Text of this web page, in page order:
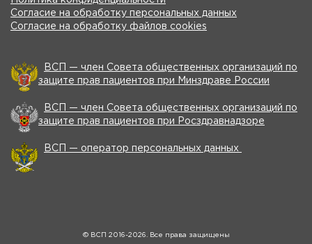
Согласие на обработку персональных данных
Согласие на обработку файлов cookies
ВСП — член Совета общественных организаций по
защите прав пациентов при Минздраве России
ВСП — член Совета общественных организаций по
защите прав пациентов при Росздравнадзоре
ВСП — оператор персональных данных
© ВСП 2016-2026. Все права защищены